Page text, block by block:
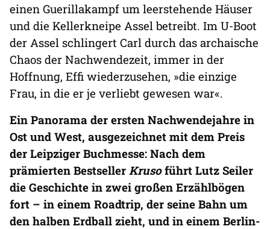
einen Guerillakampf um leerstehende Häuser
und die Kellerkneipe Assel betreibt. Im U-Boot
der Assel schlingert Carl durch das archaische
Chaos der Nachwendezeit, immer in der
Hoffnung, Effi wiederzusehen, »die einzige
Frau, in die er je verliebt gewesen war«.
Ein Panorama der ersten Nachwendejahre in
Ost und West, ausgezeichnet mit dem Preis
der Leipziger Buchmesse: Nach dem
prämierten Bestseller Krusoführt Lutz Seiler
die Geschichte in zwei großen Erzählbögen
fort – in einem Roadtrip, der seine Bahn um
den halben Erdball zieht, und in einem Berlin-